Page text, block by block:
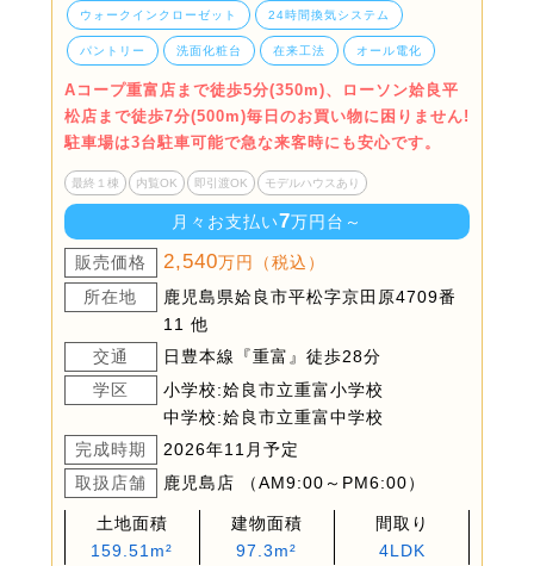
ウォークインクローゼット 24時間換気システム
パントリー 洗面化粧台 在来工法 オール電化
Aコープ重富店まで徒歩5分(350m)、ローソン姶良平
松店まで徒歩7分(500m)毎日のお買い物に困りません!
駐車場は3台駐車可能で急な来客時にも安心です。
最終１棟 内覧OK 即引渡OK モデルハウスあり
月々お支払い7万円台～
販売価格 2,540万円（税込）
所在地
鹿児島県姶良市平松字京田原4709番
11 他
交通
日豊本線『重富』徒歩28分
学区
小学校:姶良市立重富小学校
中学校:姶良市立重富中学校
完成時期
2026年11月予定
取扱店舗
鹿児島店 （AM9:00～PM6:00）
土地面積
159.51m²
建物面積
97.3m²
間取り
4LDK